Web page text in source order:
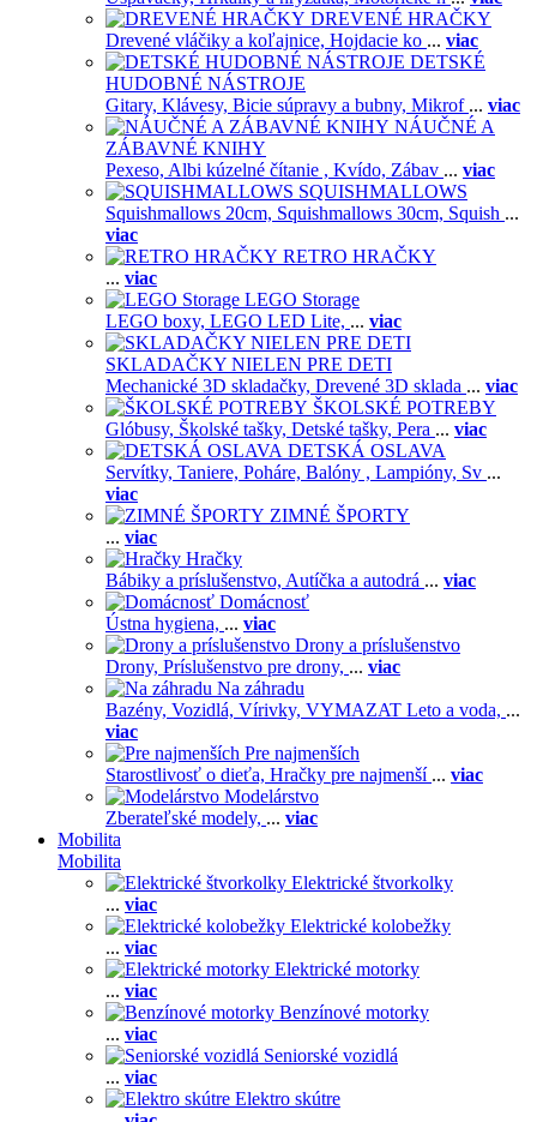
DREVENÉ HRAČKY
Drevené vláčiky a koľajnice, Hojdacie ko ... viac
DETSKÉ
HUDOBNÉ NÁSTROJE
Gitary, Klávesy, Bicie súpravy a bubny, Mikrof ... viac
NÁUČNÉ A
ZÁBAVNÉ KNIHY
Pexeso, Albi kúzelné čítanie , Kvído, Zábav ... viac
SQUISHMALLOWS
Squishmallows 20cm, Squishmallows 30cm, Squish ...
viac
RETRO HRAČKY
... viac
LEGO Storage
LEGO boxy, LEGO LED Lite, ... viac
SKLADAČKY NIELEN PRE DETI
Mechanické 3D skladačky, Drevené 3D sklada ... viac
ŠKOLSKÉ POTREBY
Glóbusy, Školské tašky, Detské tašky, Pera ... viac
DETSKÁ OSLAVA
Servítky, Taniere, Poháre, Balóny , Lampióny, Sv ...
viac
ZIMNÉ ŠPORTY
... viac
Hračky
Bábiky a príslušenstvo, Autíčka a autodrá ... viac
Domácnosť
Ústna hygiena, ... viac
Drony a príslušenstvo
Drony, Príslušenstvo pre drony, ... viac
Na záhradu
Bazény, Vozidlá, Vírivky, VYMAZAT Leto a voda, ...
viac
Pre najmenších
Starostlivosť o dieťa, Hračky pre najmenší ... viac
Modelárstvo
Zberateľské modely, ... viac
Mobilita
Mobilita
Elektrické štvorkolky
... viac
Elektrické kolobežky
... viac
Elektrické motorky
... viac
Benzínové motorky
... viac
Seniorské vozidlá
... viac
Elektro skútre